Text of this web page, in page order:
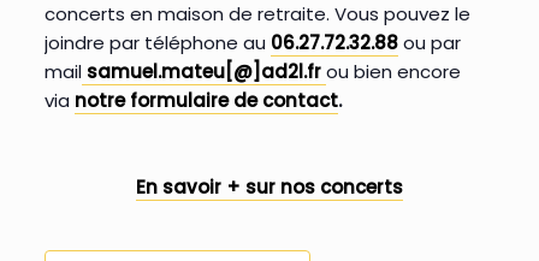
concerts en maison de retraite. Vous pouvez le
joindre par téléphone au 06.27.72.32.88ou par
mailsamuel.mateu[@]ad2l.frou bien encore
via notre formulaire de contact.
En savoir + sur nos concerts